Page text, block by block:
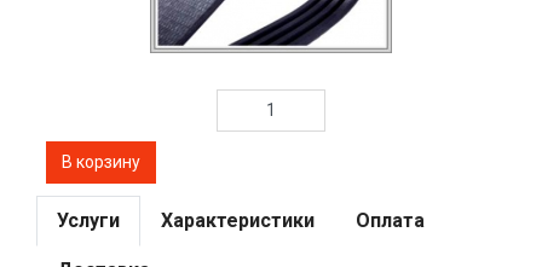
Услуги Характеристики Оплата